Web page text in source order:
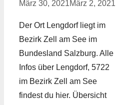
März 30, 2021März 2, 2021
Der Ort Lengdorf liegt im
Bezirk Zell am See im
Bundesland Salzburg. Alle
Infos über Lengdorf, 5722
im Bezirk Zell am See
findest du hier. Übersicht